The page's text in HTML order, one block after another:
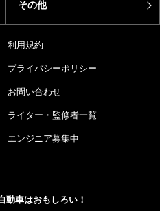
その他
利用規約
プライバシーポリシー
お問い合わせ
ライター・監修者一覧
エンジニア募集中
動車はおもしろい！